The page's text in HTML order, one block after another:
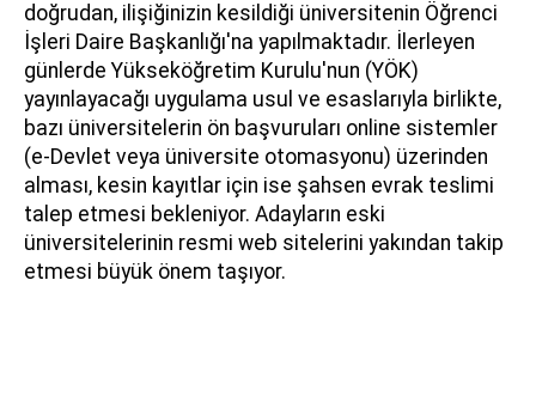
doğrudan, ilişiğinizin kesildiği üniversitenin Öğrenci
İşleri Daire Başkanlığı'na yapılmaktadır. İlerleyen
günlerde Yükseköğretim Kurulu'nun (YÖK)
yayınlayacağı uygulama usul ve esaslarıyla birlikte,
bazı üniversitelerin ön başvuruları online sistemler
(e-Devlet veya üniversite otomasyonu) üzerinden
alması, kesin kayıtlar için ise şahsen evrak teslimi
talep etmesi bekleniyor. Adayların eski
üniversitelerinin resmi web sitelerini yakından takip
etmesi büyük önem taşıyor.